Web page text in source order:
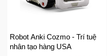
Tivi
Robot Anki Cozmo - Trí tuệ
nhân tạo hàng USA